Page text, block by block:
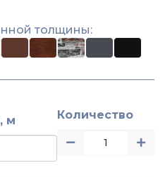
толщины:
м Количество